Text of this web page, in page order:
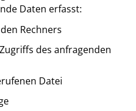
Daten erfasst:
Rechners
des anfragenden
Datei